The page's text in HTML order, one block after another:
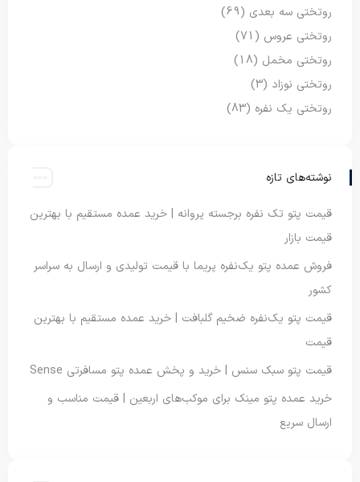
روتختی سه بعدی (69)
روتختی عروس (71)
روتختی مخمل (18)
روتختی نوزاد (3)
روتختی یک نفره (83)
نوشته‌های تازه
قیمت پتو تک نفره برجسته پروانه | خرید عمده مستقیم با بهترین
قیمت بازار
فروش عمده پتو یک‌نفره پریما با قیمت تولیدی و ارسال به سراسر
کشور
قیمت پتو یک‌نفره ضخیم گلبافت | خرید عمده مستقیم با بهترین
قیمت
قیمت پتو سبک سنس | خرید و پخش عمده پتو مسافرتی Sense
خرید عمده پتو مینک برای موکب‌های اربعین | قیمت مناسب و
ارسال سریع